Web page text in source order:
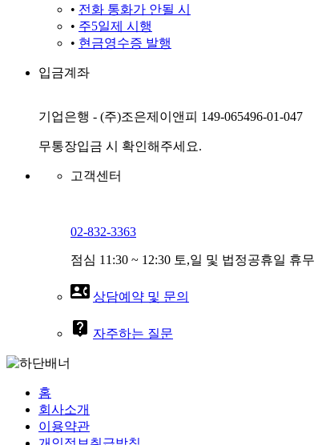
• 전화 통화가 안될 시
• 주5일제 시행
• 현금영수증 발행
입금계좌
기업은행 - (주)조은제이앤피 149-065496-01-047
무통장입금 시 확인해주세요.
고객센터
02-832-3363
점심 11:30 ~ 12:30 토,일 및 법정공휴일 휴무
contact_phone 상담예약 및 문의
live_help 자주하는 질문
홈
회사소개
이용약관